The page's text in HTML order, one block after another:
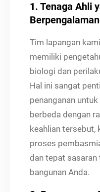
1. Tenaga Ahli
Berpengalaman
Tim lapangan
memiliki
biologi dan
Hal ini sangat
penanganan
berbeda dengan
keahlian tersebut,
proses
dan tepat
bangunan Anda.